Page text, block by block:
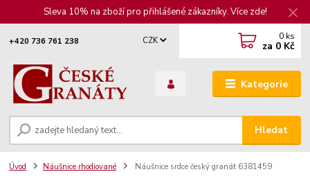
Sleva 10% na zboží pro přihlášené zákazníky. Více zde!
Kategorie
CZK
Hledat
+420 736 761 238 0 ks
za 0 Kč
Úvod Náušnice rhodiované Náušnice srdce český granát 6381459